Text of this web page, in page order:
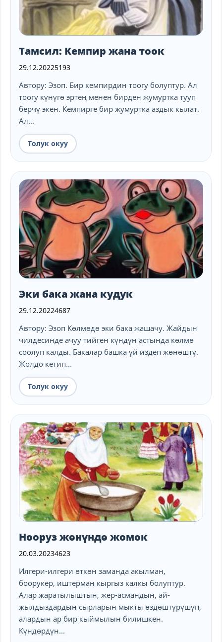
Тамсил: Кемпир жана тоок
29.12.20225193
Автору: Эзоп. Бир кемпирдин тоогу болуптур. Ал
тоогу күнүгө эртең менен бирден жумуртка тууп
берчү экен. Кемпирге бир жумуртка аздык кылат.
Ал...
Толук окуу
Эки бака жана кудук
29.12.20224687
Автору: Эзоп Көлмөдө эки бака жашачу. Жайдын
чилдесинде ачуу тийген күндүн астында көлмө
соолуп калды. Бакалар башка үй издеп жөнөштү.
Жолдо кетип...
Толук окуу
Нооруз жөнүндө жомок
20.03.20234623
Илгери-илгери өткөн заманда акылман,
боорукер, иштерман кыргыз калкы болуптур.
Алар жаратылыштын, жер-асмандын, ай-
жылдыздардын сырларын мыкты өздөштүрүшүп,
алардын ар бир кыймылын билишкен.
Күндөрдүн...